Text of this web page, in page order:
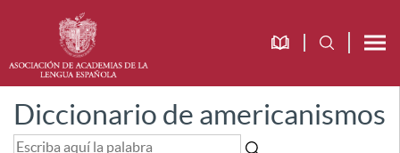
Diccionario de americanismos